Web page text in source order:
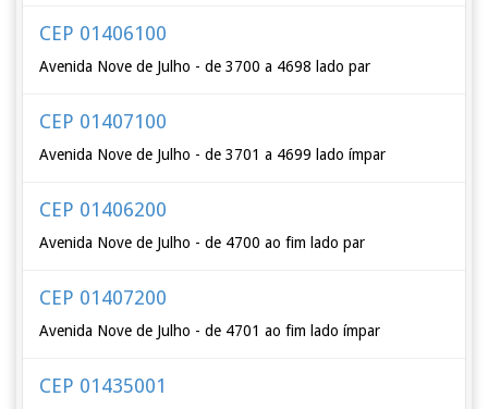
CEP 01406100
Avenida Nove de Julho - de 3700 a 4698 lado par
CEP 01407100
Avenida Nove de Julho - de 3701 a 4699 lado ímpar
CEP 01406200
Avenida Nove de Julho - de 4700 ao fim lado par
CEP 01407200
Avenida Nove de Julho - de 4701 ao fim lado ímpar
CEP 01435001